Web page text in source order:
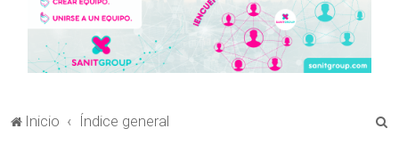
Inicio Índice general